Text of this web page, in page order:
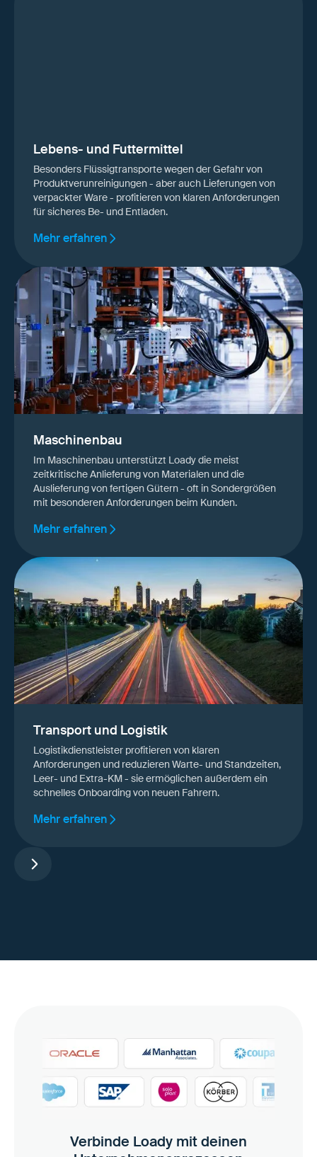
Lebens- und Futtermittel
Besonders Flüssigtransporte wegen der Gefahr von
Produktverunreinigungen - aber auch Lieferungen von
verpackter Ware - profitieren von klaren Anforderungen
für sicheres Be- und Entladen.
Mehr erfahren
Maschinenbau
Im Maschinenbau unterstützt Loady die meist
zeitkritische Anlieferung von Materialen und die
Auslieferung von fertigen Gütern - oft in Sondergrößen
mit besonderen Anforderungen beim Kunden.
Mehr erfahren
Transport und Logistik
Logistikdienstleister profitieren von klaren
Anforderungen und reduzieren Warte- und Standzeiten,
Leer- und Extra-KM - sie ermöglichen außerdem ein
schnelles Onboarding von neuen Fahrern.
Mehr erfahren
Verbinde Loady mit deinen